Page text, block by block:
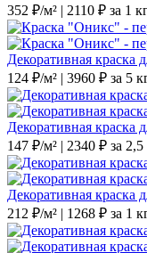
352 ₽/м² | 2110 ₽ за 1
Декоративная краска
124 ₽/м² | 3960 ₽ за 5
Декоративная краска
147 ₽/м² | 2340 ₽ за 2,5
Декоративная краска
212 ₽/м² | 1268 ₽ за 1